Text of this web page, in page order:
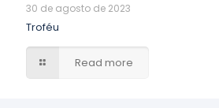
30 de agosto de 2023
Troféu
Read more